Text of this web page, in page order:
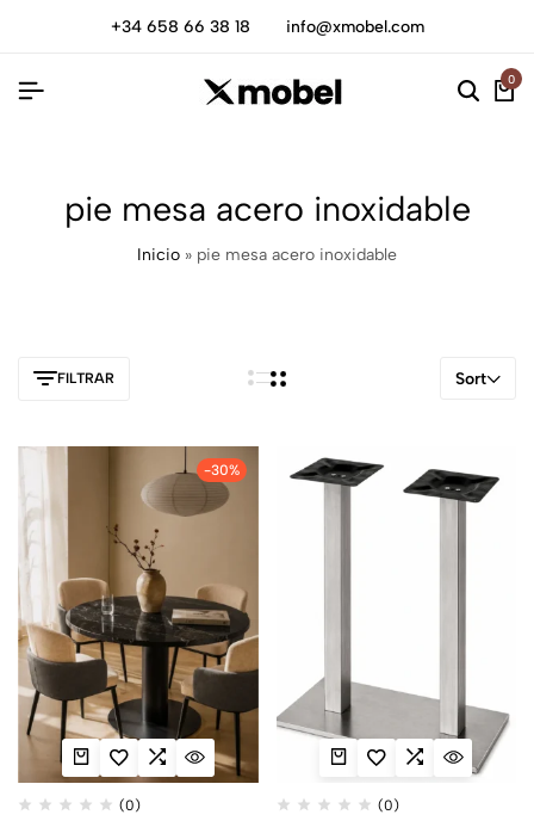
+34 658 66 38 18 info@xmobel.com
0
pie mesa acero inoxidable
Inicio » pie mesa acero inoxidable
FILTRAR Sort
-30%
(0) (0)